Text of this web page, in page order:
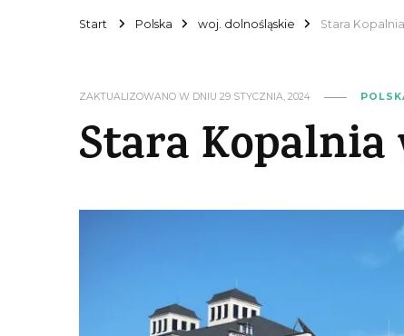
Start Polska woj. dolnośląskie Stara
ZAKTUALIZOWANO W DNIU 29 STYCZNIA, 2024
Stara Kopalnia